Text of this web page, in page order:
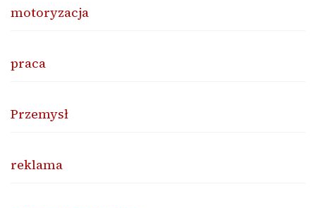
motoryzacja
praca
Przemysł
reklama